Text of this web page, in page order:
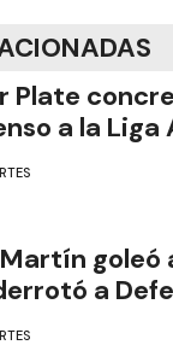
Plate
a la
goleó
a